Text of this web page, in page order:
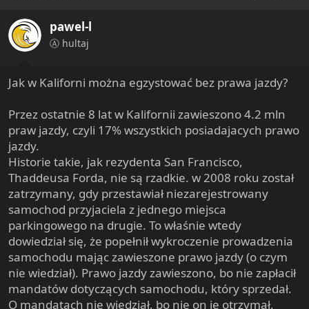
When the judge noted that he had pleaded not guilty,
Terteltge countered, "I never plead, animals plead,
sounds like baaaa, oink oink." The back and forth
hearing ended after both the judge and the defendant
This time, extra law enforcement officers were in court
Tuesday and the proceedings happened without any
outbursts.
A friend of Tertelgte's told us that he and the others came
to court to enforce the Constitution.
William Wolf said, "It's we the people that run this and
rule this country, not we the courts, not we the
government, and if the people don't start standing up for
themselves and for each other, we are going to continue
being subjects of this government."
o
n
s
pawel-l
Ⓐ hultaj
Jak w Kaliforni można egzystować bez prawa jazdy?
Przez ostatnie 8 lat w Kalifornii zawieszono 4.2 mln
praw jazdy, czyli 17% wszystkich posiadajacych prawo
jazdy.
Historie takie, jak rezydenta San Francisco,
Thaddeusa Forda, nie są rzadkie. w 2008 roku został
zatrzymany, gdy przestawiał niezarejestrowany
samochod przyjaciela z jednego miejsca
parkingowego na drugie. To właśnie wtedy
dowiedział się, że popełnił wykroczenie prowadzenia
samochodu mając zawieszone prawo jazdy (o czym
nie wiedział). Prawo jazdy zawieszono, bo nie zapłacił
mandatów dotyczących samochodu, który sprzedał.
O mandatach nie wiedział, bo nie on je otrzymał,